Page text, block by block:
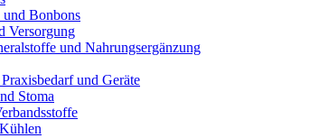
und Bonbons
Versorgung
und Nahrungsergänzung
und Geräte
Stoma